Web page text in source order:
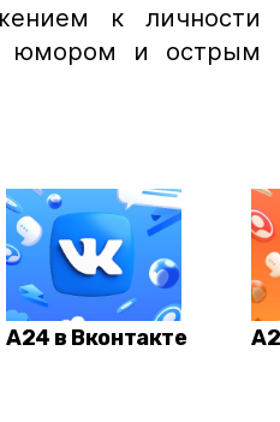
к личности
юмором и острым
А24 в Вконтакте